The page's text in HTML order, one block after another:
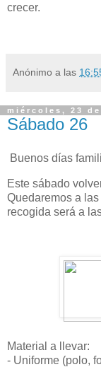
crecer.
Anónimo a las
miércoles, 23
Sábado 26
Buenos días
Este sábado
Quedaremos a
recogida será a
Material a llevar:
- Uniforme (polo,